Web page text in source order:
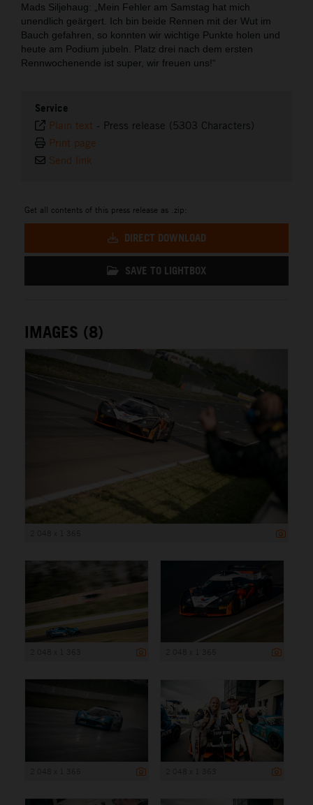
Mads Siljehaug: „Mein Fehler am Samstag hat mich
unendlich geärgert. Ich bin beide Rennen mit der Wut im
Bauch gefahren, so konnten wir wichtige Punkte holen und
heute am Podium jubeln. Platz drei nach dem ersten
Rennwochenende ist super, wir freuen uns!“
Service
Plain text - Press release (5303 Characters)
Print page
Send link
Get all contents of this press release as .zip:
DIRECT DOWNLOAD
SAVE TO LIGHTBOX
IMAGES (8)